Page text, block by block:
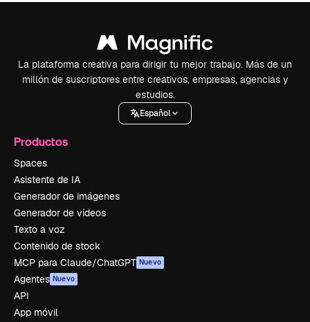
La plataforma creativa para dirigir tu mejor trabajo. Más de un
millón de suscriptores entre creativos, empresas, agencias y
estudios.
Español
Productos
Spaces
Asistente de IA
Generador de imágenes
Generador de vídeos
Texto a voz
Contenido de stock
MCP para Claude/ChatGPT Nuevo
Agentes Nuevo
API
App móvil